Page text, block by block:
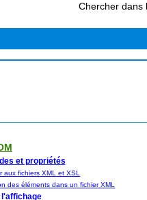
Chercher dans
et propriétés
aux fichiers XML et XSL
des éléments dans un fichier XML
l'affichage